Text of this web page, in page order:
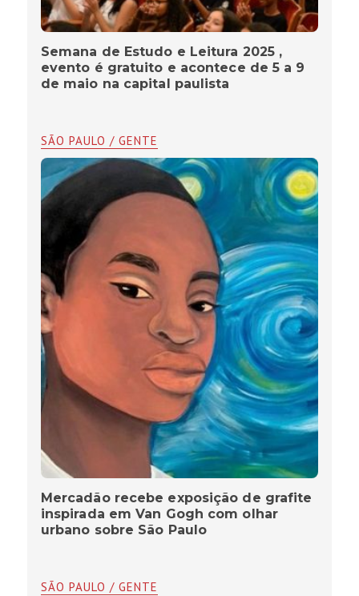
Semana de Estudo e Leitura 2025 ,
evento é gratuito e acontece de 5 a 9
de maio na capital paulista
SÃO PAULO / GENTE
Mercadão recebe exposição de grafite
inspirada em Van Gogh com olhar
urbano sobre São Paulo
SÃO PAULO / GENTE